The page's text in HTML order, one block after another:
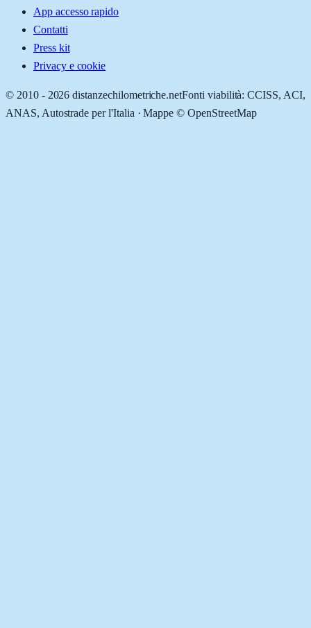
App accesso rapido
Contatti
Press kit
Privacy e cookie
© 2010 - 2026 distanzechilometriche.netFonti viabilità: CCISS, ACI,
ANAS, Autostrade per l'Italia · Mappe © OpenStreetMap